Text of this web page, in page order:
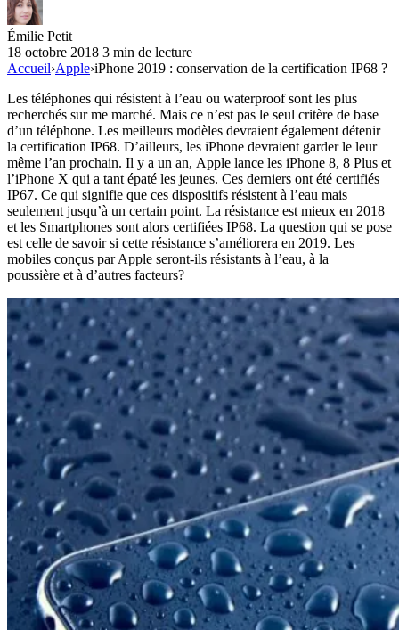
Émilie Petit
18 octobre 2018 3 min de lecture
Accueil›Apple›iPhone 2019 : conservation de la certification IP68 ?
Les téléphones qui résistent à l’eau ou waterproof sont les plus
recherchés sur me marché. Mais ce n’est pas le seul critère de base
d’un téléphone. Les meilleurs modèles devraient également détenir
la certification IP68. D’ailleurs, les iPhone devraient garder le leur
même l’an prochain. Il y a un an, Apple lance les iPhone 8, 8 Plus et
l’iPhone X qui a tant épaté les jeunes. Ces derniers ont été certifiés
IP67. Ce qui signifie que ces dispositifs résistent à l’eau mais
seulement jusqu’à un certain point. La résistance est mieux en 2018
et les Smartphones sont alors certifiées IP68. La question qui se pose
est celle de savoir si cette résistance s’améliorera en 2019. Les
mobiles conçus par Apple seront-ils résistants à l’eau, à la
poussière et à d’autres facteurs?